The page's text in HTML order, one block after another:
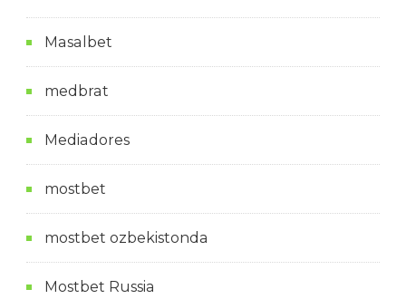
Masalbet
medbrat
Mediadores
mostbet
mostbet ozbekistonda
Mostbet Russia